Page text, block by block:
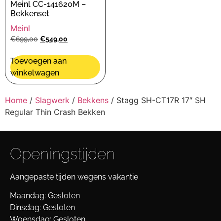
Meinl CC-141620M –
Bekkenset
Meinl
€699,00 €549,00
Toevoegen aan
winkelwagen
Home / Slagwerk / Bekkens / Stagg SH-CT17R 17″ SH
Regular Thin Crash Bekken
Openingstijden
Aangepaste tijden wegens vakantie
Maandag: Gesloten
Dinsdag: Gesloten